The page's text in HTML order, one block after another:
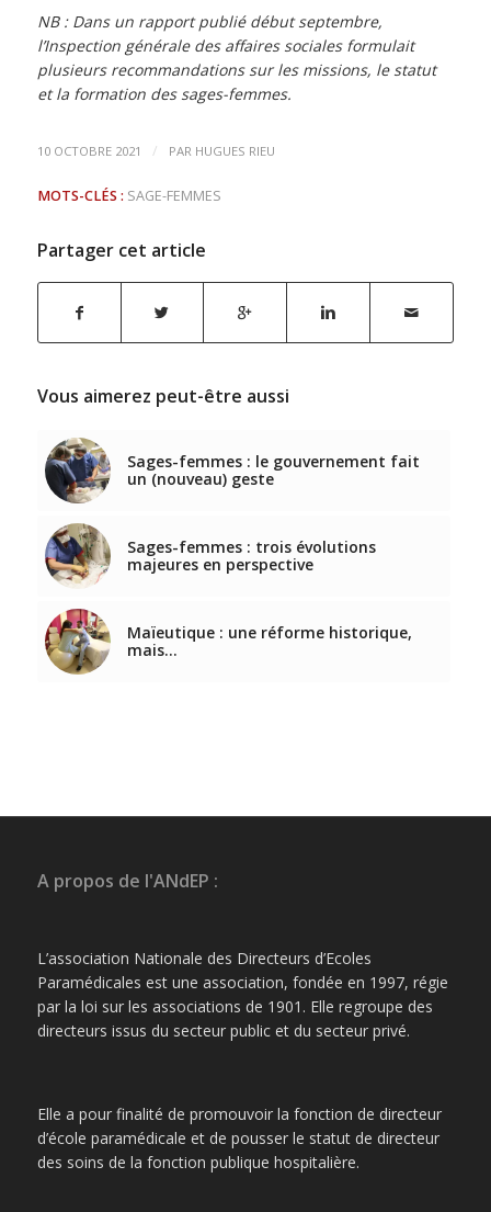
NB : Dans un rapport publié début septembre,
l’Inspection générale des affaires sociales formulait
plusieurs recommandations sur les missions, le statut
et la formation des sages-femmes.
10 OCTOBRE 2021 / PAR HUGUES RIEU
MOTS-CLÉS : SAGE-FEMMES
Partager cet article
Vous aimerez peut-être aussi
Sages-femmes : le gouvernement fait
un (nouveau) geste
Sages-femmes : trois évolutions
majeures en perspective
Maïeutique : une réforme historique,
mais…
A propos de l'ANdEP :
L’association Nationale des Directeurs d’Ecoles
Paramédicales est une association, fondée en 1997, régie
par la loi sur les associations de 1901. Elle regroupe des
directeurs issus du secteur public et du secteur privé.
Elle a pour finalité de promouvoir la fonction de directeur
d’école paramédicale et de pousser le statut de directeur
des soins de la fonction publique hospitalière.